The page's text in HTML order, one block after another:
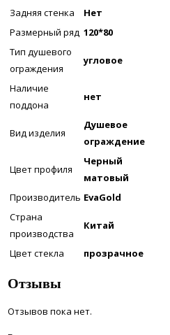
Задняя стенка
Нет
Размерный ряд 120*80
Тип душевого
ограждения
угловое
Наличие
поддона
нет
Вид изделия
Душевое
ограждение
Цвет профиля
Черный
матовый
Производитель EvaGold
Страна
производства
Китай
Цвет стекла прозрачное
Отзывы
Отзывов пока нет.